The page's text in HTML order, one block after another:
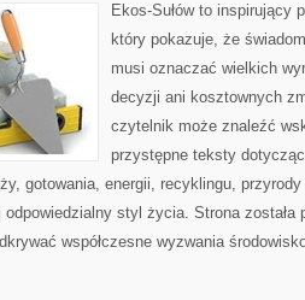
Ekos-Sułów to inspirujący
który pokazuje, że
musi oznaczać wielkich
decyzji ani kosztownych
czytelnik może znaleźć
przystępne teksty
gotowania, energii, recyklingu,
styl życia. Strona została
współczesne wyzwania